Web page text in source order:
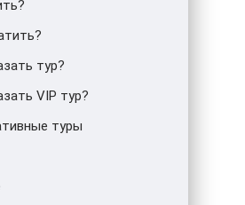
тур?
VIP тур?
туры